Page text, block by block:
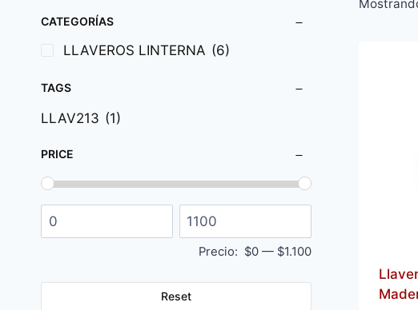
CATEGORÍAS
LLAVEROS LINTERNA (6)
TAGS
LLAV213 (1)
PRICE
Precio: $0— $1.100
Reset